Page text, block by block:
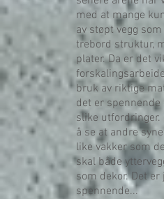
med at mange
av støpt vegg
trebord struktur,
plater. Da er det
bruk av riktige
det er
slike
å se at andre
like vakker som
skal både
som dekor. Det
spennende...